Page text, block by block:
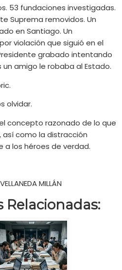
53 fundaciones investigadas.
Suprema removidos. Un
en Santiago. Un
violación que siguió en el
grabado intentando
amigo le robaba al Estado.
olvidar.
concepto razonado de lo que
así como la distracción
a los héroes de verdad.
MILLÁN
Relacionadas: